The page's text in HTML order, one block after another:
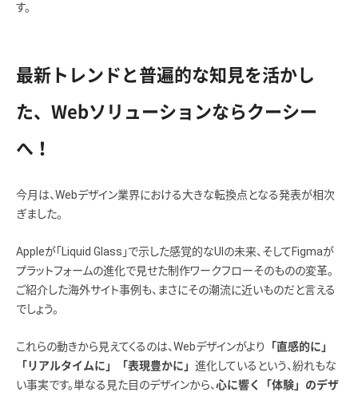
す。
最新トレンドと普遍的な知見を活かし
た、Webソリューションならクーシー
へ！
今月は、Webデザイン業界における大きな転換点となる発表が相次
ぎました。
Appleが「Liquid Glass」で示した感覚的なUIの未来、そしてFigmaが
プラットフォームの進化で見せた制作ワークフローそのものの変革。
ご紹介した海外サイト事例も、まさにその潮流に近いものだと言える
でしょう。
これらの動きから見えてくるのは、Webデザインがより
「直感的に」
「リアルタイムに」「表現豊かに」 進化しているという、紛れもな
い事実です。単なる見た目のデザインから、心に響く「体験」のデザ